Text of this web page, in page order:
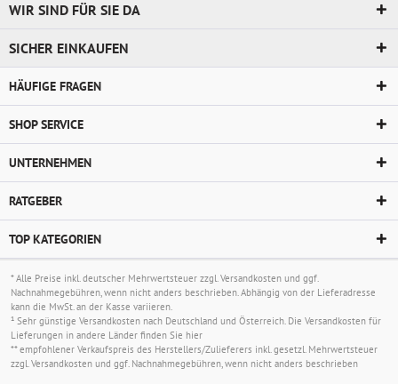
WIR SIND FÜR SIE DA
SICHER EINKAUFEN
HÄUFIGE FRAGEN
SHOP SERVICE
UNTERNEHMEN
RATGEBER
TOP KATEGORIEN
* Alle Preise inkl. deutscher Mehrwertsteuer zzgl.Versandkosten und ggf.
Nachnahmegebühren, wenn nicht anders beschrieben. Abhängig von der Lieferadresse
kann die MwSt. an der Kasse variieren.
¹ Sehr günstige Versandkosten nach Deutschland und Österreich. Die Versandkosten für
Lieferungen in andere Länder finden Sie hier
** empfohlener Verkaufspreis des Herstellers/Zulieferers inkl. gesetzl. Mehrwertsteuer
zzgl.Versandkosten und ggf. Nachnahmegebühren, wenn nicht anders beschrieben